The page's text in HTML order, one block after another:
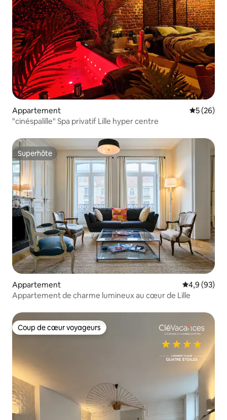
Appartement
5 (26)
"cinéspalille" Spa privatif Lille hyper centre
Superhôte
Superhôte
Appartement Évaluation
4,9 (93)
Appartement de charme lumineux au cœur de Lille
Coup de cœur voyageurs
Coup de cœur voyageurs